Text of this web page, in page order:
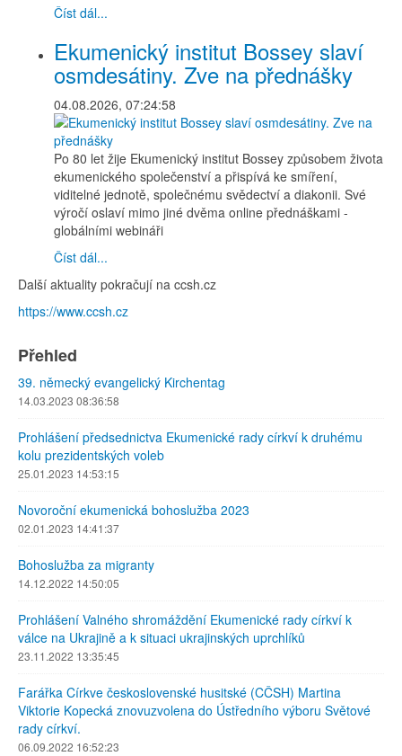
Číst dál...
Ekumenický institut Bossey slaví
osmdesátiny. Zve na přednášky
04.08.2026, 07:24:58
Po 80 let žije Ekumenický institut Bossey způsobem života
ekumenického společenství a přispívá ke smíření,
viditelné jednotě, společnému svědectví a diakonii. Své
výročí oslaví mimo jiné dvěma online přednáškami -
globálními webináři
Číst dál...
Další aktuality pokračují na ccsh.cz
https://www.ccsh.cz
Přehled
39. německý evangelický Kirchentag
14.03.2023 08:36:58
Prohlášení předsednictva Ekumenické rady církví k druhému
kolu prezidentských voleb
25.01.2023 14:53:15
Novoroční ekumenická bohoslužba 2023
02.01.2023 14:41:37
Bohoslužba za migranty
14.12.2022 14:50:05
Prohlášení Valného shromáždění Ekumenické rady církví k
válce na Ukrajině a k situaci ukrajinských uprchlíků
23.11.2022 13:35:45
Farářka Církve československé husitské (CČSH) Martina
Viktorie Kopecká znovuzvolena do Ústředního výboru Světové
rady církví.
06.09.2022 16:52:23